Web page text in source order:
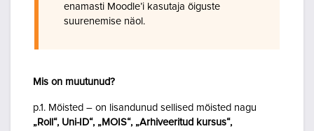
enamasti Moodle’i kasutaja õiguste
suurenemise näol.
Mis on muutunud?
p.1. Mõisted – on lisandunud sellised mõisted nagu
„Roll“, Uni-ID“, „MOIS“, „Arhiveeritud kursus“,